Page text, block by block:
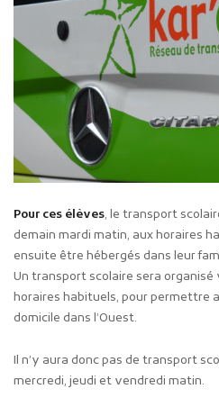
Pour ces élèves, le transport
demain mardi matin, aux horaires
ensuite être hébergés dans leur
Un transport scolaire sera
horaires habituels, pour permettre
domicile dans l’Ouest.
Il n’y aura donc pas de transport
mercredi, jeudi et vendredi matin.